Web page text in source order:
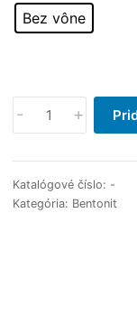
Bez vône
množstvo
Zverlit
rúžový
- +
Katalógové číslo: -
Kategória: Bentonit